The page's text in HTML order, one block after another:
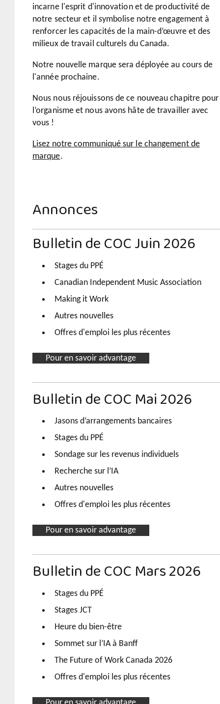
incarne l'esprit d'innovation et de productivité de
notre secteur et il symbolise notre engagement à
renforcer les capacités de la main-d’œuvre et des
milieux de travail culturels du Canada.
Notre nouvelle marque sera déployée au cours de
l'année prochaine.
Nous nous réjouissons de ce nouveau chapitre pour
l’organisme et nous avons hâte de travailler avec
vous !
Lisez notre communiqué sur le changement de
marque.
Annonces
Bulletin de COC Juin 2026
Stages du PPÉ
Canadian Independent Music Association
Making it Work
Autres nouvelles
Offres d'emploi les plus récentes
Pour en savoir advantage
Bulletin de COC Mai 2026
Jasons d’arrangements bancaires
Stages du PPÉ
Sondage sur les revenus individuels
Recherche sur l’IA
Autres nouvelles
Offres d'emploi les plus récentes
Pour en savoir advantage
Bulletin de COC Mars 2026
Stages du PPÉ
Stages JCT
Heure du bien-être
Sommet sur l’IA à Banff
The Future of Work Canada 2026
Offres d'emploi les plus récentes